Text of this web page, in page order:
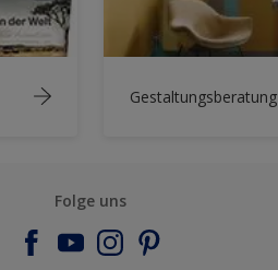
Gestaltungsberatung
Folge uns